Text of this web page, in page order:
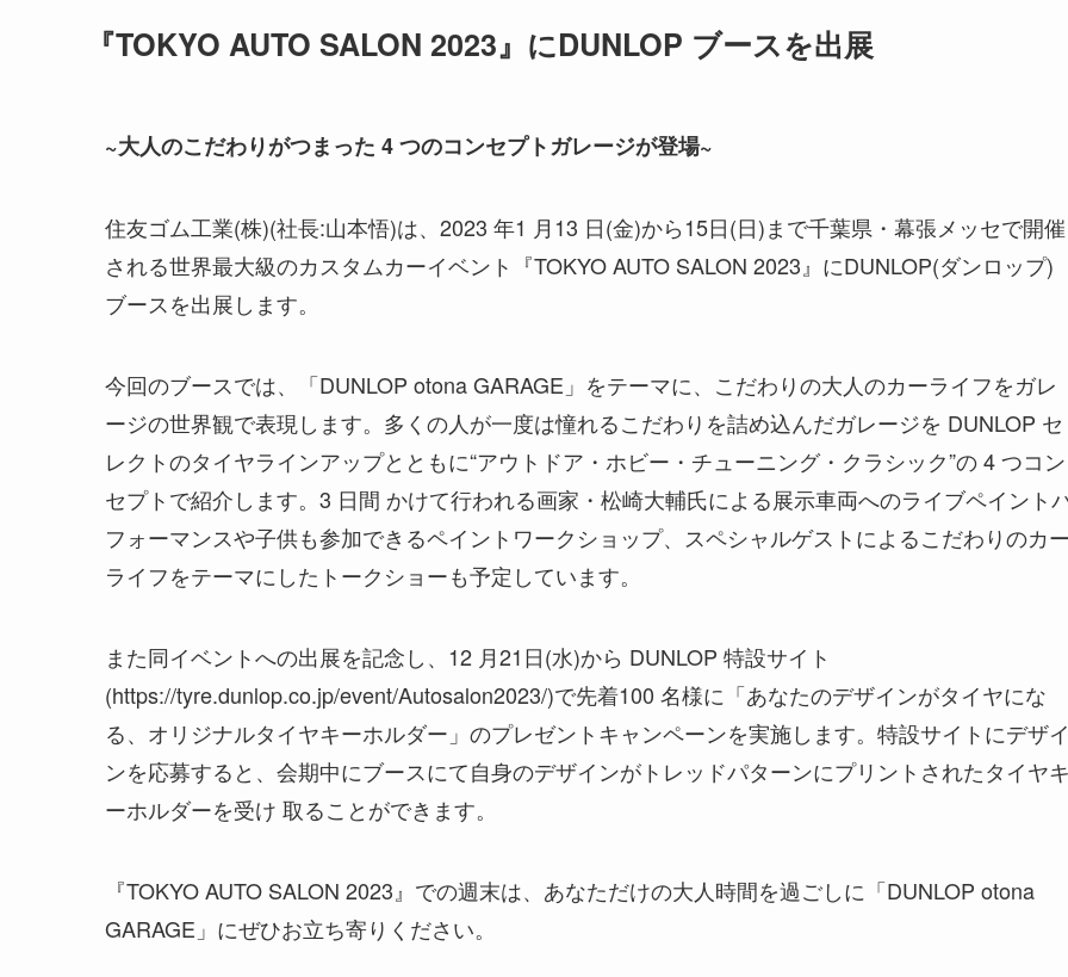
『TOKYO AUTO SALON 2023』にDUNLOP ブースを出展
~大人のこだわりがつまった 4 つのコンセプトガレージが登場~
住友ゴム工業(株)(社長:山本悟)は、2023 年1 月13 日(金)から15日(日)まで千葉県・幕張メッセで開催
される世界最大級のカスタムカーイベント『TOKYO AUTO SALON 2023』にDUNLOP(ダンロップ)
ブースを出展します。
今回のブースでは、「DUNLOP otona GARAGE」をテーマに、こだわりの大人のカーライフをガレ
ージの世界観で表現します。多くの人が一度は憧れるこだわりを詰め込んだガレージを DUNLOP セ
レクトのタイヤラインアップとともに“アウトドア・ホビー・チューニング・クラシック”の 4 つコン
セプトで紹介します。3 日間 かけて行われる画家・松崎大輔氏による展示車両へのライブペイント
フォーマンスや子供も参加できるペイントワークショップ、スペシャルゲストによるこだわりのカ
ライフをテーマにしたトークショーも予定しています。
また同イベントへの出展を記念し、12 月21日(水)から DUNLOP 特設サイト
(https://tyre.dunlop.co.jp/event/Autosalon2023/)で先着100 名様に「あなたのデザインがタイヤにな
る、オリジナルタイヤキーホルダー」のプレゼントキャンペーンを実施します。特設サイトにデザ
ンを応募すると、会期中にブースにて自身のデザインがトレッドパターンにプリントされたタイヤ
ーホルダーを受け 取ることができます。
『TOKYO AUTO SALON 2023』での週末は、あなただけの大人時間を過ごしに「DUNLOP otona
GARAGE」にぜひお立ち寄りください。